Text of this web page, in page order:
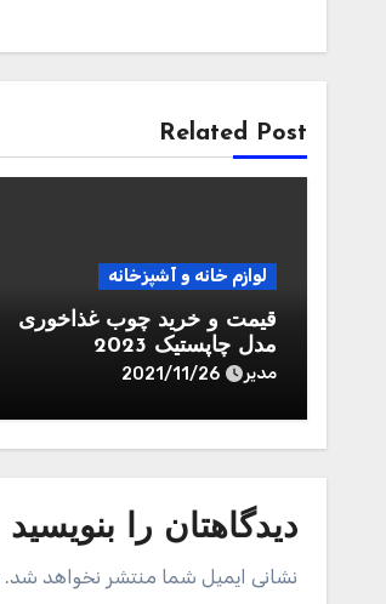
Related Post
لوازم خانه و آشپزخانه
قیمت و خرید چوب غذاخوری
مدل چاپستیک 2023
مدیر 2021/11/26
دیدگاهتان را بنویسید
نشانی ایمیل شما منتشر نخواهد شد.